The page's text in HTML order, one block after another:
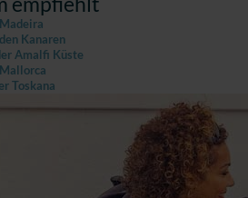
Kanaren
Amalfi Küste
Toskana